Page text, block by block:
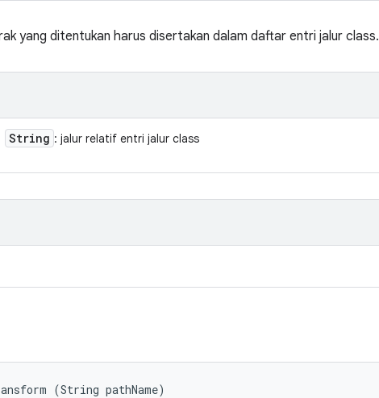
yang ditentukan harus disertakan dalam daftar entri jalur class.
String : jalur relatif entri jalur class
(String pathName)